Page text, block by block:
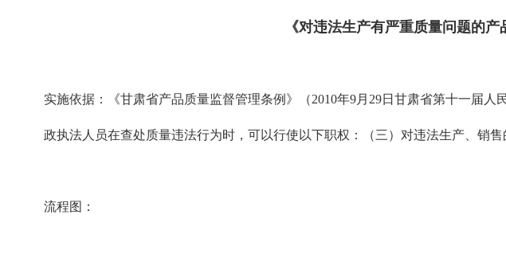
《对违法生产有严重质量问题的
实施依据：《甘肃省产品质量监督管理条例》（2010年9月29日甘肃省第十一届
政执法人员在查处质量违法行为时，可以行使以下职权：（三）对违法生产、销
流程图：